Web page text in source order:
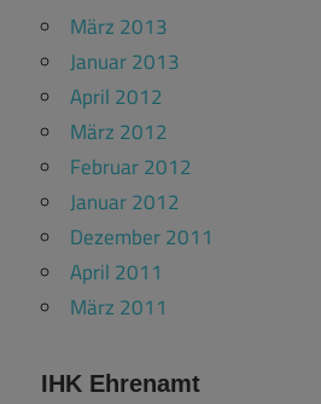
März 2013
Januar 2013
April 2012
März 2012
Februar 2012
Januar 2012
Dezember 2011
April 2011
März 2011
IHK Ehrenamt